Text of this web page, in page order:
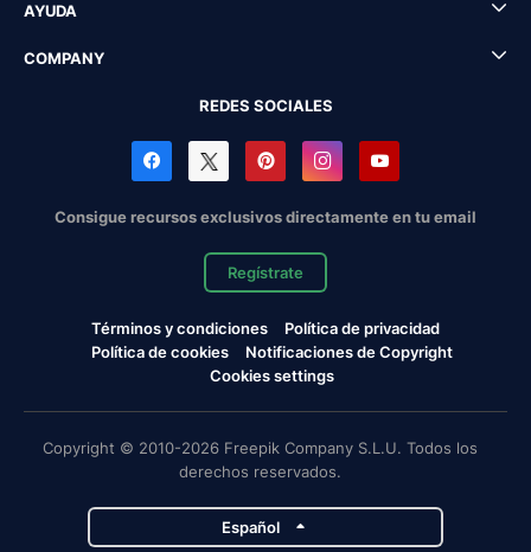
AYUDA
COMPANY
REDES SOCIALES
Consigue recursos exclusivos directamente en tu email
Regístrate
Términos y condiciones
Política de privacidad
Política de cookies
Notificaciones de Copyright
Cookies settings
Copyright © 2010-2026 Freepik Company S.L.U. Todos los
derechos reservados.
Español